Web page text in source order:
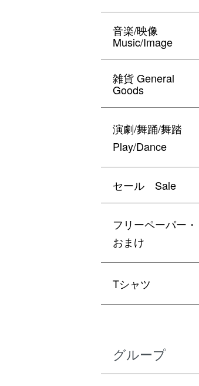
音楽/映像
Music/Image
雑貨 General
Goods
演劇/舞踊/舞踏
Play/Dance
セール Sale
フリーペーパー・
おまけ
Tシャツ
グループ